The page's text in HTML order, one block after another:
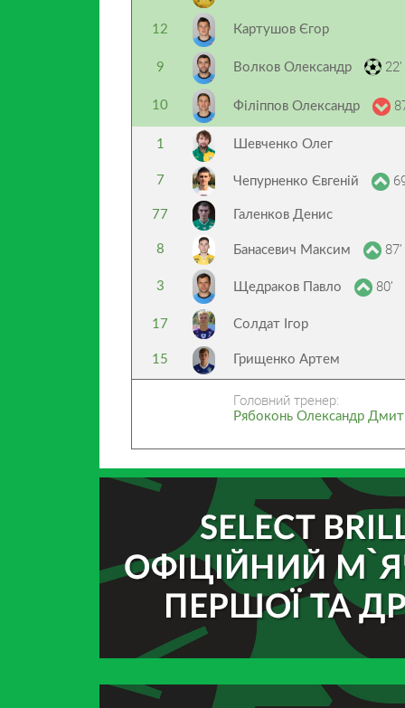
12 Картушов Єгор
9 Волков Олександр 22’
10 Філіппов Олександр
1 Шевченко Олег
7 Чепурненко Євгеній
77 Галенков Денис
8 Банасевич Максим 87’
3 Щедраков Павло 80’
17 Солдат Ігор
15 Грищенко Артем
Головний тренер:
Рябоконь Олександр